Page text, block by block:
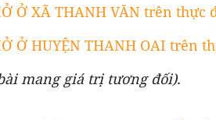
Ở XÃ THANH VĂN trên thực
Ở HUYỆN THANH OAI trên
mang giá trị tương đối).